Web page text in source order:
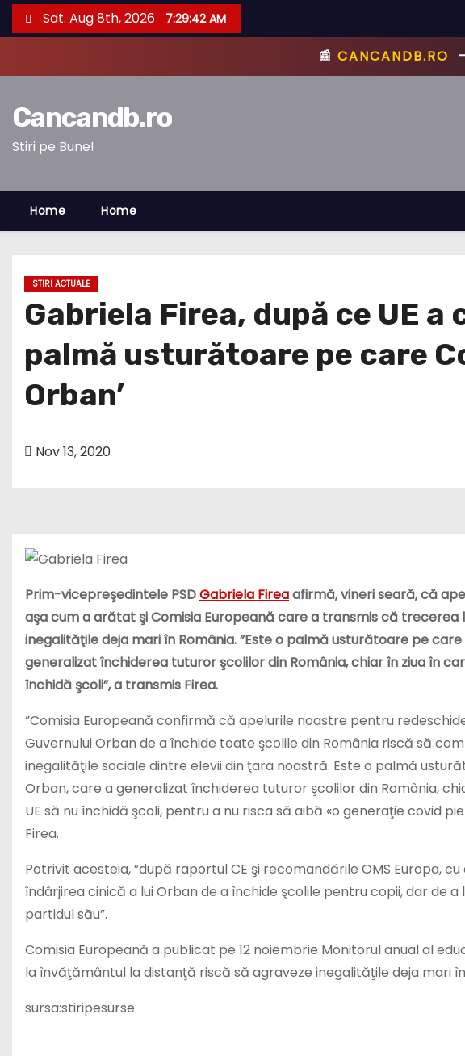
k
p
n
e
Sat. Aug 8th, 2026 7:29:43 AM
📰
Cancandb.ro
Stiri pe Bune!
Home Home
STIRI ACTUALE
Gabriela Firea, după ce UE
palmă usturătoare pe care
Orban’
Nov 13, 2020
Prim-vicepreşedintele PSDGabriela Fireaafirmă, vineri seară, că
aşa cum a arătat şi Comisia Europeană care a transmis că
inegalităţile deja mari în România. ”Este o palmă usturătoare pe
generalizat închiderea tuturor şcolilor din România, chiar în ziua în
închidă şcoli”, a transmis Firea.
”Comisia Europeană confirmă că apelurile noastre pentru
Guvernului Orban de a închide toate şcolile din România riscă să
inegalităţile sociale dintre elevii din ţara noastră. Este o palmă
Orban, care a generalizat închiderea tuturor şcolilor din România,
UE să nu închidă şcoli, pentru a nu risca să aibă «o generaţie covid
Firea.
Potrivit acesteia, ”după raportul CE şi recomandările OMS Europa,
îndârjirea cinică a lui Orban de a închide şcolile pentru copii, dar de
partidul său”.
Comisia Europeană a publicat pe 12 noiembrie Monitorul anual al
la învăţământul la distanţă riscă să agraveze inegalităţile deja mari
sursa:stiripesurse